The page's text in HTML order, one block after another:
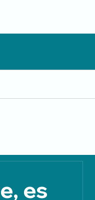
es
ser relatos